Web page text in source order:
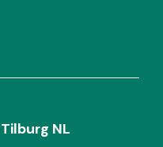
Tilburg NL